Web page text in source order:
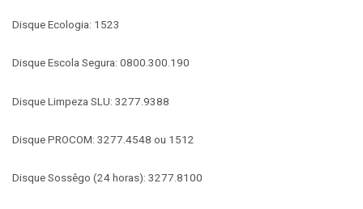
Disque Ecologia: 1523
Disque Escola Segura: 0800.300.190
Disque Limpeza SLU: 3277.9388
Disque PROCOM: 3277.4548 ou 1512
Disque Sossêgo (24 horas): 3277.8100